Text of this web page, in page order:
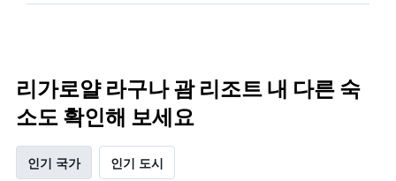
리가로얄 라구나 괌 리조트 내 다른 숙
소도 확인해 보세요
인기 국가 인기 도시